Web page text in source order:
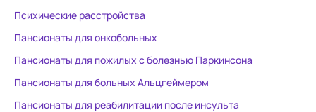
Психические расстройства
Пансионаты для онкобольных
Пансионаты для пожилых с болезнью Паркинсона
Пансионаты для больных Альцгеймером
Пансионаты для реабилитации после инсульта